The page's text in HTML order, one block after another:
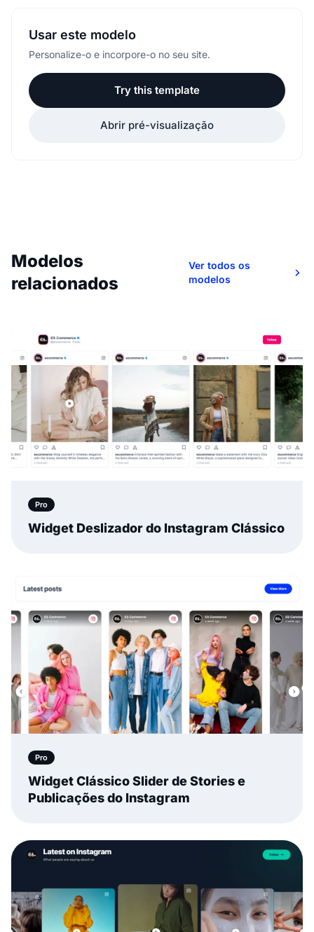
Usar este modelo
Personalize-o e incorpore-o no seu site.
Try this template
Abrir pré-visualização
Modelos
relacionados
Ver todos os
modelos
Pro
Widget Deslizador do Instagram Clássico
Pro
Widget Clássico Slider de Stories e
Publicações do Instagram